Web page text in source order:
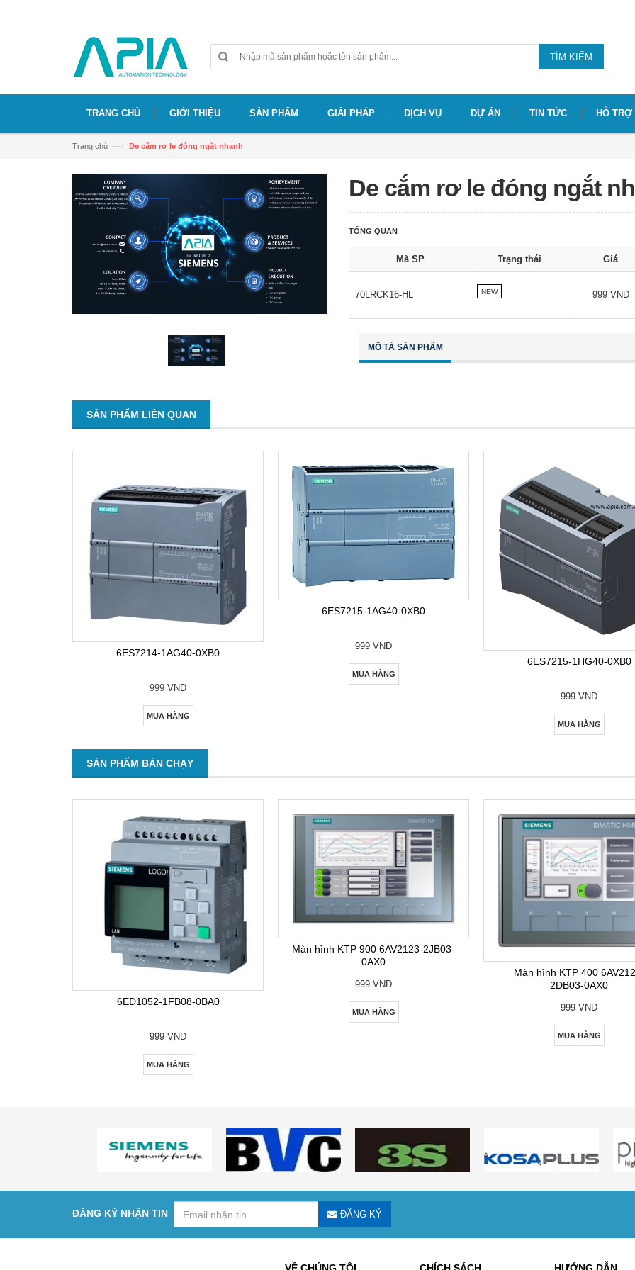
TÌM KIẾM
TRANG CHỦ GIỚI THIỆU SẢN PHẨM GIẢI PHÁP DỊCH VỤ DỰ ÁN TIN TỨC HỖ TRỢ
Trang chủ —› De cắm rơ le đóng ngắt nhanh
De cắm rơ le đóng ngắt
TỔNG QUAN
Mã SP Trạng thái Giá
70LRCK16-HL NEW 999 VND
MÔ TẢ SẢN PHẨM
SẢN PHẨM LIÊN QUAN
6ES7214-1AG40-0XB0
999 VND
MUA HÀNG
6ES7215-1AG40-0XB0
999 VND
MUA HÀNG
6ES7215-1HG40-0XB0
999 VND
MUA HÀNG
SẢN PHẨM BÁN CHẠY
6ED1052-1FB08-0BA0
999 VND
MUA HÀNG
Màn hình KTP 900 6AV2123-2JB03-
0AX0
999 VND
MUA HÀNG
Màn hình KTP 400
2DB03-0AX0
999 VND
MUA HÀNG
ĐĂNG KÝ NHẬN TIN ĐĂNG KÝ